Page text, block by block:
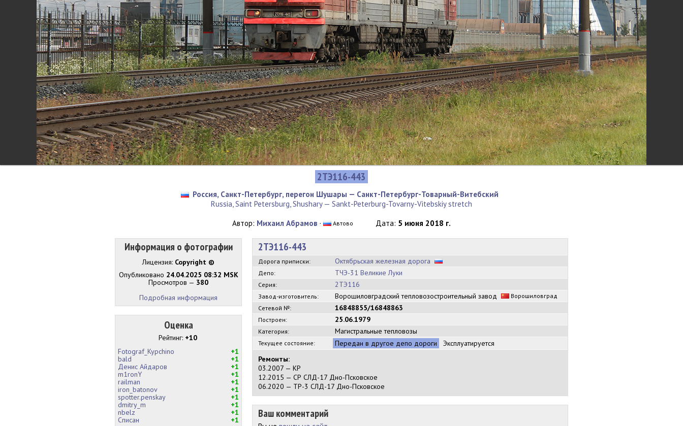
2ТЭ116-443
Россия, Санкт-Петербург, перегон Шушары — Санкт-Петербург-Товарный-Витебский
Russia, Saint Petersburg, Shushary — Sankt-Peterburg-Tovarny-Vitebskiy stretch
Автор: Михаил Абрамов · Автово Дата: 5 июня 2018 г.
Информация о фотографии
Лицензия: Copyright ©
Опубликовано 24.04.2025 08:32 MSK
Просмотров — 380
Подробная информация
Оценка
Рейтинг: +10
Fotograf_Kypchino
+1
bald
+1
Денис Айдаров
+1
m1ronY
+1
railman
+1
iron_batonov
+1
spotter.penskay
+1
dmitry_m
+1
nbelz
+1
Списан
+1
2ТЭ116-443
Дорога приписки: Октябрьская железная дорога
Депо: ТЧЭ-31 Великие Луки
Серия: 2ТЭ116
Завод-изготовитель: Ворошиловградский тепловозостроительный завод
Ворошиловград
Сетевой №:
16848855/16848863
Построен: 25.06.1979
Категория: Магистральные тепловозы
Текущее состояние: Передан в другое депо дороги
Эксплуатируется
Ремонты:
03.2007 — КР
12.2015 — СР СЛД-17 Дно-Псковское
06.2020 — ТР-3 СЛД-17 Дно-Псковское
Ваш комментарий